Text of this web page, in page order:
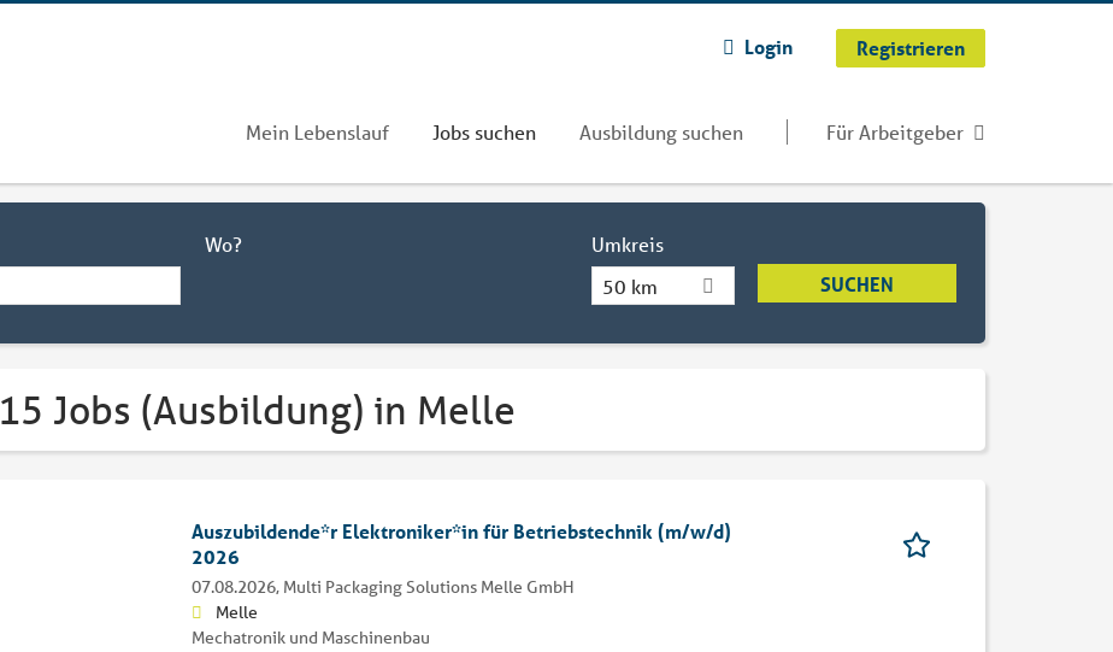
Login Registrieren
Mein Lebenslauf Jobs suchen Ausbildung suchen Für Arbeitgeber
Wo?
Umkreis
50 km
15 Jobs (Ausbildung) in Melle
Auszubildende*r Elektroniker*in für Betriebstechnik (m/w/d)
2026
07.08.2026, Multi Packaging Solutions Melle GmbH
Melle
Mechatronik und Maschinenbau